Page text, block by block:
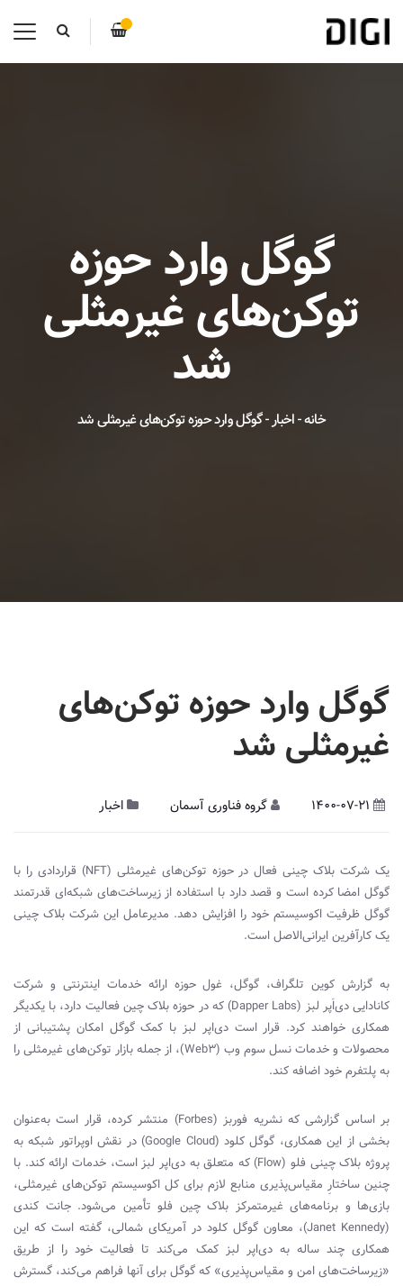
گوگل وارد حوزه
توکن‌های غیرمثلی
شد
خانه-اخبار-گوگل وارد حوزه توکن‌های غیرمثلی شد
گوگل وارد حوزه توکن‌های
غیرمثلی شد
1400-07-21 گروه فناوری آسمان اخبار
یک شرکت بلاک چینی فعال در حوزه توکن‌های غیرمثلی (NFT) قراردادی را با
گوگل امضا کرده است و قصد دارد با استفاده از زیرساخت‌های شبکه‌ای قدرتمند
گوگل ظرفیت اکوسیستم خود را افزایش دهد. مدیرعامل این شرکت بلاک چینی
یک کارآفرین ایرانی‌الاصل است.
به گزارش کوین تلگراف، گوگل، غول حوزه ارائه خدمات اینترنتی و شرکت
کانادایی دی‌اَپر لبز (Dapper Labs) که در حوزه بلاک چین فعالیت دارد، با یکدیگر
همکاری خواهند کرد. قرار است دی‌اپر لبز با کمک گوگل امکان پشتیبانی از
محصولات و خدمات نسل سوم وب (Web3)، از جمله بازار توکن‌های غیرمثلی را
به پلتفرم خود اضافه کند.
بر اساس گزارشی که نشریه فوربز (Forbes) منتشر کرده، قرار است به‌عنوان
بخشی از این همکاری، گوگل کلود (Google Cloud) در نقش اوپراتور شبکه به
پروژه بلاک چینی فلو (Flow) که متعلق به دی‌اپر لبز است، خدمات ارائه کند. با
چنین ساختارِ مقیاس‌پذیری منابع لازم برای کل اکوسیستم توکن‌های غیرمثلی،
بازی‌ها و برنامه‌های غیرمتمرکز بلاک چین فلو تأمین می‌شود. جانت کندی
(
Janet Kennedy)، معاون گوگل کلود در آمریکای شمالی، گفته است که این
همکاری چند ساله به دی‌اپر لبز کمک می‌کند تا فعالیت خود را از طریق
«زیرساخت‌های امن و مقیاس‌پذیری» که گوگل برای آنها فراهم می‌کند، گسترش